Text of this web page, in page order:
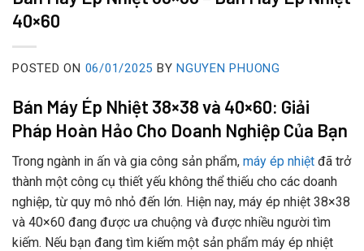
40×60
POSTED ON 06/01/2025 BY NGUYEN PHUONG
Bán Máy Ép Nhiệt 38×38 và 40×60: Giải
Pháp Hoàn Hảo Cho Doanh Nghiệp Của Bạn
Trong ngành in ấn và gia công sản phẩm, máy ép nhiệt đã trở
thành một công cụ thiết yếu không thể thiếu cho các doanh
nghiệp, từ quy mô nhỏ đến lớn. Hiện nay, máy ép nhiệt 38×38
và 40×60 đang được ưa chuộng và được nhiều người tìm
kiếm. Nếu bạn đang tìm kiếm một sản phẩm máy ép nhiệt